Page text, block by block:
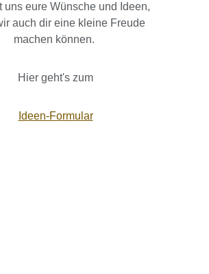
uns eure Wünsche und Ideen,
auch dir eine kleine Freude
machen können.
Hier geht's zum
Ideen-Formular